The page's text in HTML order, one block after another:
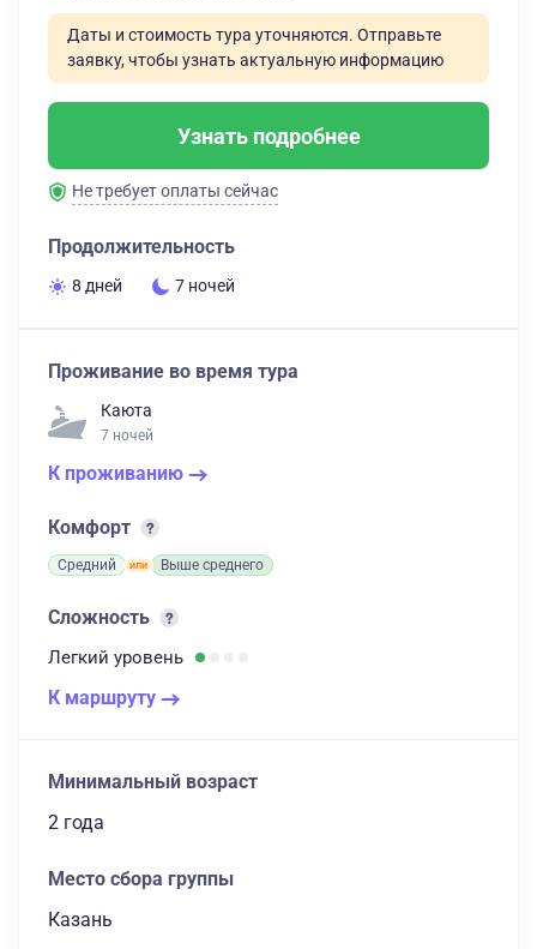
Даты и стоимость тура уточняются. Отправьте
заявку, чтобы узнать актуальную информацию
Узнать подробнее
Не требует оплаты сейчас
Продолжительность
8 дней 7 ночей
Проживание во время тура
Каюта
7 ночей
К проживанию
Комфорт
Средний Выше среднего
Сложность
Легкий уровень
К маршруту
Минимальный возраст
2 года
Место сбора группы
Казань